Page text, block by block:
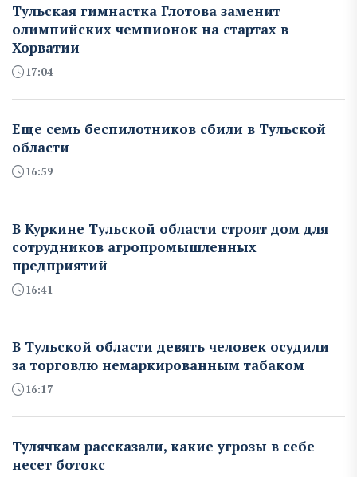
Тульская гимнастка Глотова заменит
олимпийских чемпионок на стартах в
Хорватии
17:04
Еще семь беспилотников сбили в Тульской
области
16:59
В Куркине Тульской области строят дом для
сотрудников агропромышленных
предприятий
16:41
В Тульской области девять человек осудили
за торговлю немаркированным табаком
16:17
Тулячкам рассказали, какие угрозы в себе
несет ботокс